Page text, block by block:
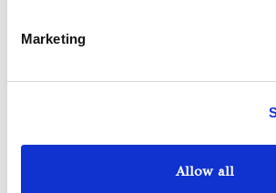
Marketing
Allow all
piacere, e dopo essere passati vicino
della baia ci avviciniamo alla
massimo di 2 piani. Anche come in
il lungomare con i suoi locali diurni e
Le acque antistanti Itaca
aspettative di chi vuole immergersi